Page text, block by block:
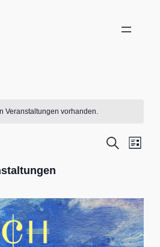
Veranstaltungen vorhanden.
Suche
Liste